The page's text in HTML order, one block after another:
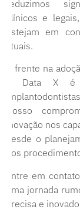
reduzimos
clínicos e
estejam em
atuais.
À frente na
a Data X é
Nosso
inovação nos
desde o
dos
Entre em
uma jornada
precisa e